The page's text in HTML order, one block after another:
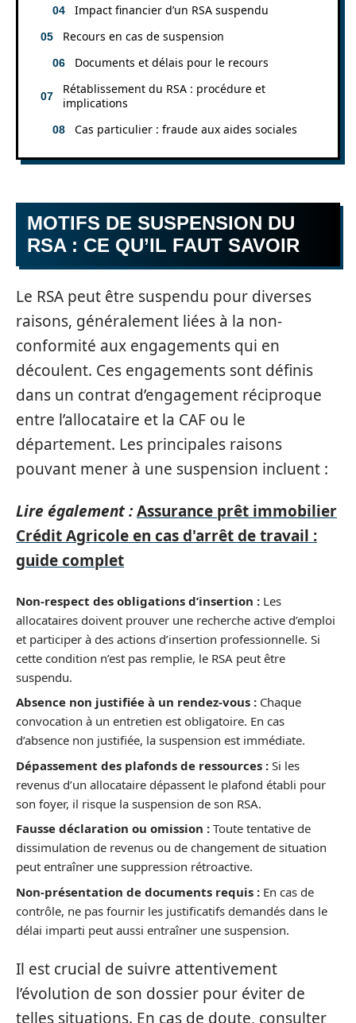
Impact financier d’un RSA suspendu
Recours en cas de suspension
Documents et délais pour le recours
Rétablissement du RSA : procédure et
implications
Cas particulier : fraude aux aides sociales
MOTIFS DE SUSPENSION DU
RSA : CE QU’IL FAUT SAVOIR
Le RSA peut être suspendu pour diverses
raisons, généralement liées à la non-
conformité aux engagements qui en
découlent. Ces engagements sont définis
dans un contrat d’engagement réciproque
entre l’allocataire et la CAF ou le
département. Les principales raisons
pouvant mener à une suspension incluent :
Lire également :Assurance prêt immobilier
Crédit Agricole en cas d'arrêt de travail :
guide complet
Non-respect des obligations d’insertion : Les
allocataires doivent prouver une recherche active d’emploi
et participer à des actions d’insertion professionnelle. Si
cette condition n’est pas remplie, le RSA peut être
suspendu.
Absence non justifiée à un rendez-vous : Chaque
convocation à un entretien est obligatoire. En cas
d’absence non justifiée, la suspension est immédiate.
Dépassement des plafonds de ressources : Si les
revenus d’un allocataire dépassent le plafond établi pour
son foyer, il risque la suspension de son RSA.
Fausse déclaration ou omission : Toute tentative de
dissimulation de revenus ou de changement de situation
peut entraîner une suppression rétroactive.
Non-présentation de documents requis : En cas de
contrôle, ne pas fournir les justificatifs demandés dans le
délai imparti peut aussi entraîner une suspension.
Il est crucial de suivre attentivement
l’évolution de son dossier pour éviter de
telles situations. En cas de doute, consulter